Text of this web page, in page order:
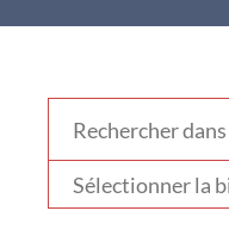
votre
bibliothèque